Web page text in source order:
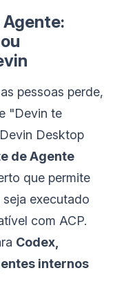
pessoas perde,
"Devin te
Desktop
de Agente
que permite
executado
com ACP.
Codex,
internos